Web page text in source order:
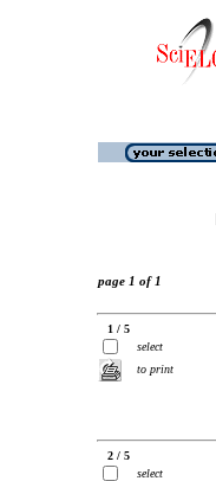
page 1 of 1
1 / 5
select
to print
2 / 5
select